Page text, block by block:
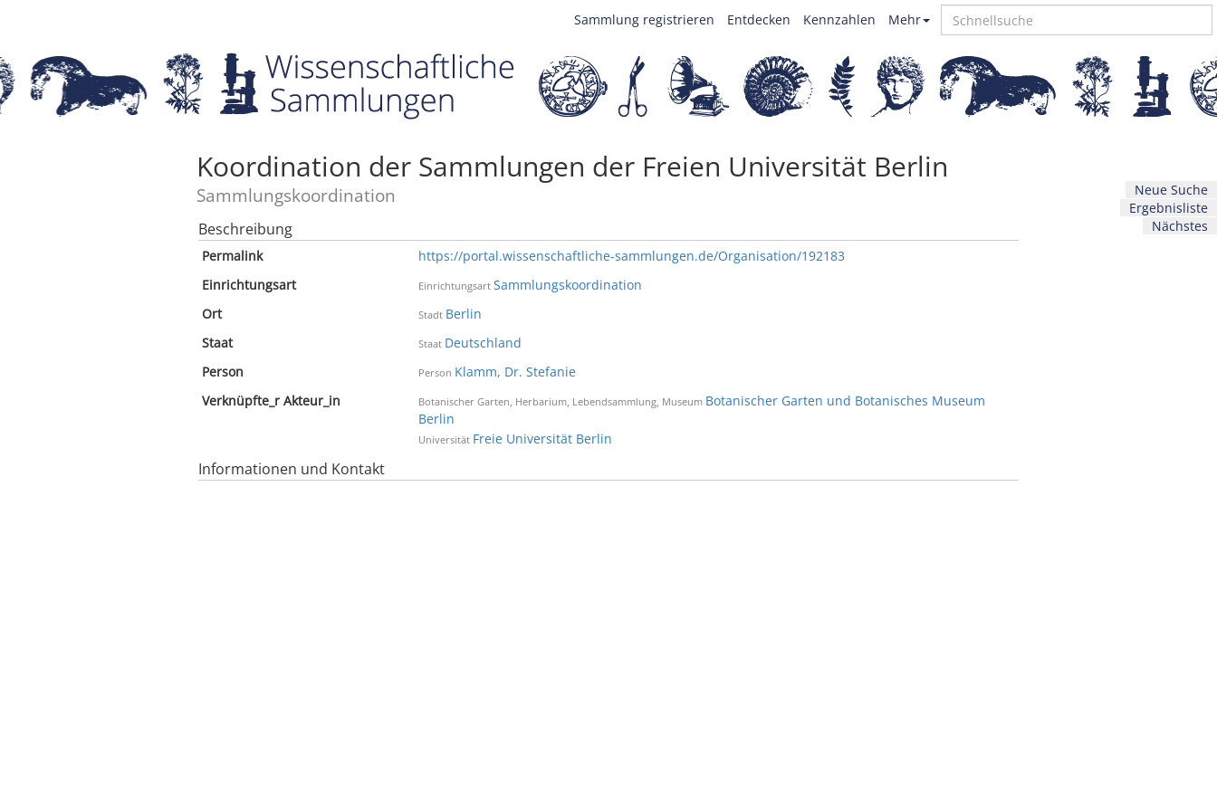
Mehr
Kennzahlen
Entdecken
Sammlung registrieren
Neue Suche
Ergebnisliste
Nächstes
Koordination der Sammlungen der Freien Universität Berlin
Sammlungskoordination
Beschreibung
Permalink
https://portal.wissenschaftliche-sammlungen.de/Organisation/192183
Einrichtungsart
Einrichtungsart Sammlungskoordination
Ort
Stadt Berlin
Staat
Staat Deutschland
Person
Person Klamm, Dr. Stefanie
Verknüpfte_r Akteur_in
Botanischer Garten, Herbarium, Lebendsammlung, Museum Botanischer Garten und Botanisches Museum
Berlin
Universität Freie Universität Berlin
Informationen und Kontakt